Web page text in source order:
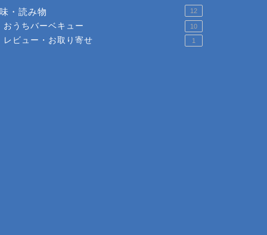
・読み物 12
おうちバーベキュー 10
レビュー・お取り寄せ 1